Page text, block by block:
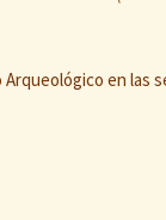
en las